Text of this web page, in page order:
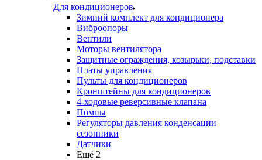
Для кондиционеров
Зимний комплект для кондиционера
Виброопоры
Вентили
Моторы вентилятора
Защитные ограждения, козырьки, подставки
Платы управления
Пульты для кондиционеров
Кронштейны для кондиционеров
4-ходовые реверсивные клапана
Помпы
Регуляторы давления конденсации
сезонники
Датчики
Ещё 2